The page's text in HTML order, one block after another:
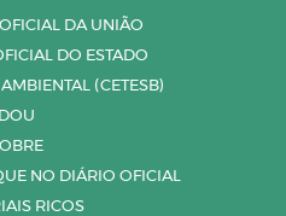
DA UNIÃO
DO ESTADO
(CETESB)
DOU
NO DIÁRIO OFICIAL
RICOS